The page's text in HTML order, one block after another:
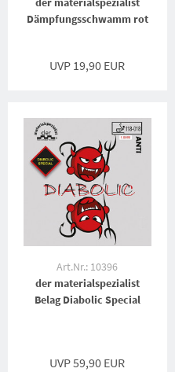
Dämpfungsschwamm rot
UVP 19,90 EUR
Art.Nr.: 10396
der materialspezialist
Belag Diabolic Special
UVP 59,90 EUR